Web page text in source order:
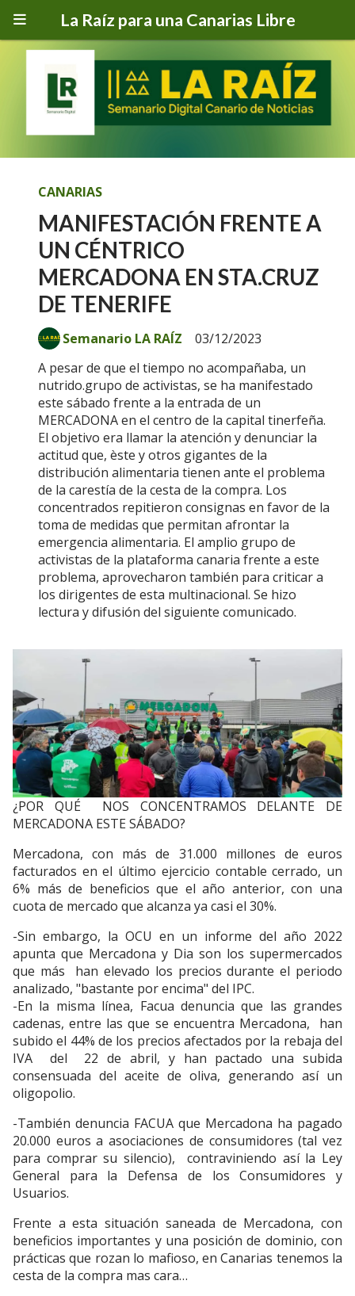
La Raíz para una Canarias Libre
MANIFESTACIÓN FRENTE A
UN CÉNTRICO
MERCADONA EN STA.CRUZ
DE TENERIFE
A pesar de que el tiempo no acompañaba, un
nutrido.grupo de activistas, se ha manifestado
este sábado frente a la entrada de un
MERCADONA en el centro de la capital tinerfeña.
El objetivo era llamar la atención y denunciar la
actitud que, èste y otros gigantes de la
distribución alimentaria tienen ante el problema
de la carestía de la cesta de la compra. Los
concentrados repitieron consignas en favor de la
toma de medidas que permitan afrontar la
emergencia alimentaria. El amplio grupo de
activistas de la plataforma canaria frente a este
problema, aprovecharon también para criticar a
los dirigentes de esta multinacional. Se hizo
lectura y difusión del siguiente comunicado.
CANARIAS
03/12/2023
Semanario LA RAÍZ
¿POR QUÉ NOS CONCENTRAMOS DELANTE DE
MERCADONA ESTE SÁBADO?
Mercadona, con más de 31.000 millones de euros
facturados en el último ejercicio contable cerrado, un
6% más de beneficios que el año anterior, con una
cuota de mercado que alcanza ya casi el 30%.
-Sin embargo, la OCU en un informe del año 2022
apunta que Mercadona y Dia son los supermercados
que más han elevado los precios durante el periodo
analizado, "bastante por encima" del IPC.
-En la misma línea, Facua denuncia que las grandes
cadenas, entre las que se encuentra Mercadona, han
subido el 44% de los precios afectados por la rebaja del
IVA del 22 de abril, y han pactado una subida
consensuada del aceite de oliva, generando así un
oligopolio.
-También denuncia FACUA que Mercadona ha pagado
20.000 euros a asociaciones de consumidores (tal vez
para comprar su silencio), contraviniendo así la Ley
General para la Defensa de los Consumidores y
Usuarios.
Frente a esta situación saneada de Mercadona, con
beneficios importantes y una posición de dominio, con
prácticas que rozan lo mafioso, en Canarias tenemos la
cesta de la compra mas cara…